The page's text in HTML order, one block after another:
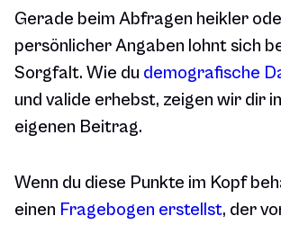
Gerade beim Abfragen heikler
persönlicher Angaben lohnt sich
Sorgfalt. Wie du demografische
und valide erhebst, zeigen wir dir
eigenen Beitrag.
Wenn du diese Punkte im Kopf
einen Fragebogen erstellst, der